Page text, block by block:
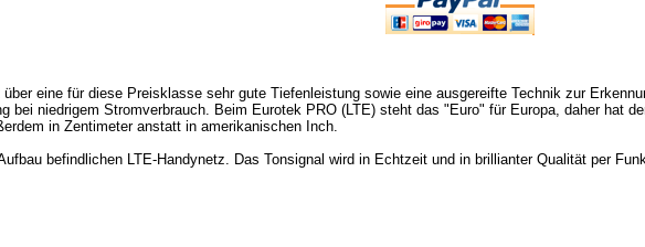
eine für diese Preisklasse sehr gute Tiefenleistung sowie eine ausgereifte Technik zur
niedrigem Stromverbrauch. Beim Eurotek PRO (LTE) steht das "Euro" für Europa, daher hat
in Zentimeter anstatt in amerikanischen Inch.
befindlichen LTE-Handynetz. Das Tonsignal wird in Echtzeit und in brillianter Qualität per